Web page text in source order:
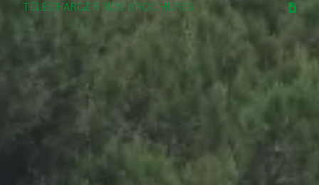
TÉLÉCHARGER NOS BROCHURES